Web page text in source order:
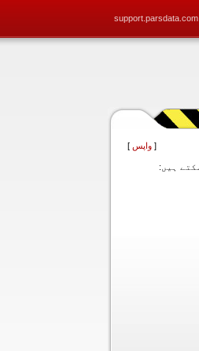
support.parsdata.com
[ واپس ]